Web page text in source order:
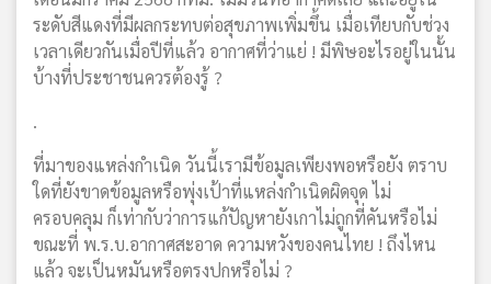
ระดับสีแดงที่มีผลกระทบต่อสุขภาพเพิ่มขึ้น เมื่อเทียบกับช่วง
เวลาเดียวกันเมื่อปีที่แล้ว อากาศที่ว่าแย่ ! มีพิษอะไรอยู่ในนั้น
บ้างที่ประชาชนควรต้องรู้ ?
.
ที่มาของแหล่งกำเนิด วันนี้เรามีข้อมูลเพียงพอหรือยัง ตราบ
ใดที่ยังขาดข้อมูลหรือพุ่งเป้าที่แหล่งกำเนิดผิดจุด ไม่
ครอบคลุม ก็เท่ากับว่าการแก้ปัญหายังเกาไม่ถูกที่คันหรือไม่
ขณะที่ พ.ร.บ.อากาศสะอาด ความหวังของคนไทย ! ถึงไหน
แล้ว จะเป็นหมันหรือตรงปกหรือไม่ ?